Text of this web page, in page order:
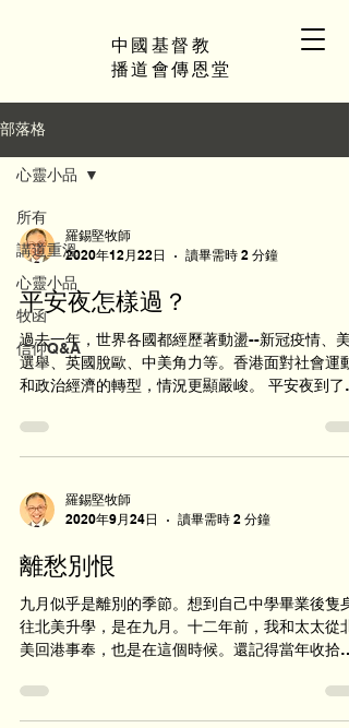
中國基督教
播道會傳恩堂
部落格
所有
講道重溫
心靈小品
牧函
信仰Q&A
心靈小品
羅錫堅牧師
2020年12月22日
讀畢需時 2 分鐘
平安夜怎樣過？
過去一年，世界各國都經歷著動盪--新冠疫情、美
選舉、英國脫歐、中美角力等。香港面對社會運動
和政治經濟的轉型，情況更顯嚴峻。 平安夜到了，
十個世紀前，這個世界經歷了第一個平安夜。那位
創天造地的真神，靜悄悄地降臨人間。祂...
羅錫堅牧師
2020年9月24日
讀畢需時 2 分鐘
離愁別恨
九月似乎是離別的季節。想到自己中學畢業後隻身
往北美升學，是在九月。十二年前，我和太太從北
美回港事奉，也是在這個時候。還記得當年收拾行
些新移民信徒和我談心事：「我是在這教會信主
的，這也是我唯一認識的教會，心想牧者會陪伴我